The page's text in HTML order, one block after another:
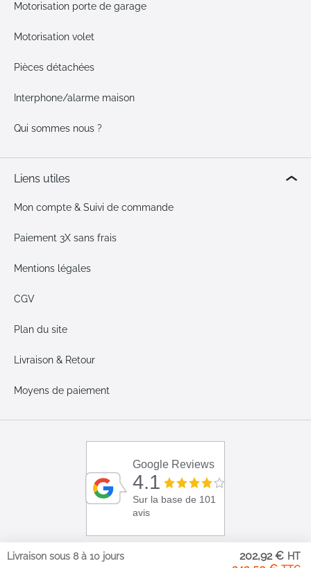
202,92 €
Livraison sous 8 à 10 jours
Motorisation porte de garage
Motorisation volet
Pièces détachées
Interphone/alarme maison
Qui sommes nous ?
Liens utiles
Mon compte & Suivi de commande
Paiement 3X sans frais
Mentions légales
CGV
Plan du site
Livraison & Retour
Moyens de paiement
Google Reviews
4.1
Sur la base de 101
avis